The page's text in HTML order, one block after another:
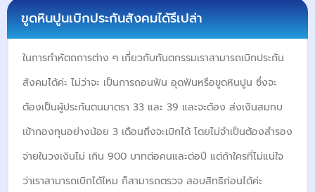
ขูดหินปูนเบิกประกันสังคมได้รึเปล่า
ในการทำหัตถการต่าง ๆ เกี่ยวกับทันตกรรมเราสามารถเบิกประกัน
สังคมได้ค่ะ ไม่ว่าจะ เป็นการถอนฟัน อุดฟันหรือขูดหินปูน ซึ่งจะ
ต้องเป็นผู้ประกันตนมาตรา 33 และ 39 และจะต้อง ส่งเงินสมทบ
เข้ากองทุนอย่างน้อย 3 เดือนถึงจะเบิกได้ โดยไม่จำเป็นต้องสำรอง
จ่ายในวงเงินไม่ เกิน 900 บาทต่อคนและต่อปี แต่ถ้าใครที่ไม่แน่ใจ
ว่าเราสามารถเบิกได้ไหม ก็สามารถตรวจ สอบสิทธิก่อนได้ค่ะ